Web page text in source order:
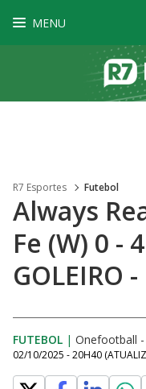
MENU
R7 Esportes Futebol
Always
Fe (W) 0 -
GOLEIRO
FUTEBOL | Onefootball -
02/10/2025 - 20H40